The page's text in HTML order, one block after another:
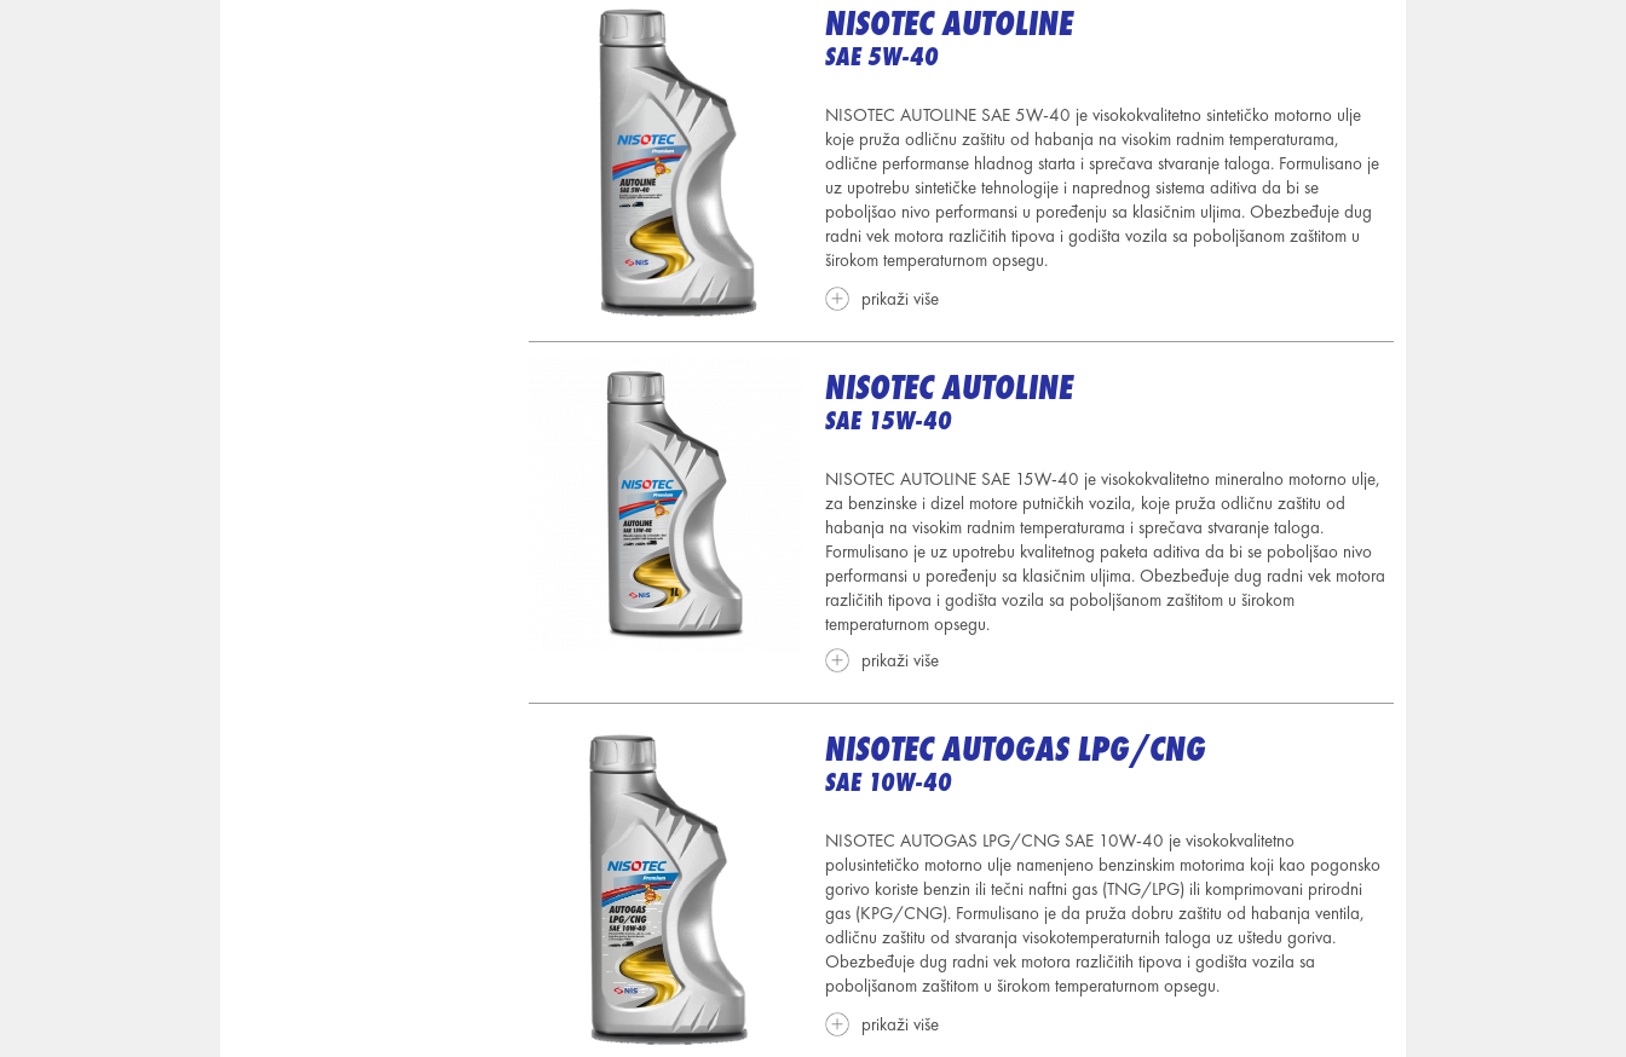
NISOTEC AUTOLINE
SAE 5W-40
NISOTEC AUTOLINE SAE 5W-40 je visokokvalitetno sintetičko motorno ulje
koje pruža odličnu zaštitu od habanja na visokim radnim temperaturama,
odlične performanse hladnog starta i sprečava stvaranje taloga. Formulisano je
uz upotrebu sintetičke tehnologije i naprednog sistema aditiva da bi se
poboljšao nivo performansi u poređenju sa klasičnim uljima. Obezbeđuje dug
radni vek motora različitih tipova i godišta vozila sa poboljšanom zaštitom u
širokom temperaturnom opsegu.
prikaži više
NISOTEC AUTOLINE
SAE 15W-40
NISOTEC AUTOLINE SAE 15W-40 je visokokvalitetno mineralno motorno ulje,
za benzinske i dizel motore putničkih vozila, koje pruža odličnu zaštitu od
habanja na visokim radnim temperaturama i sprečava stvaranje taloga.
Formulisano je uz upotrebu kvalitetnog paketa aditiva da bi se poboljšao nivo
performansi u poređenju sa klasičnim uljima. Obezbeđuje dug radni vek motora
različitih tipova i godišta vozila sa poboljšanom zaštitom u širokom
temperaturnom opsegu.
prikaži više
NISOTEC AUTOGAS LPG/CNG
SAE 10W-40
NISOTEC AUTOGAS LPG/CNG SAE 10W-40 je visokokvalitetno
polusintetičko motorno ulje namenjeno benzinskim motorima koji kao pogonsko
gorivo koriste benzin ili tečni naftni gas (TNG/LPG) ili komprimovani prirodni
gas (KPG/CNG). Formulisano je da pruža dobru zaštitu od habanja ventila,
odličnu zaštitu od stvaranja visokotemperaturnih taloga uz uštedu goriva.
Obezbeđuje dug radni vek motora različitih tipova i godišta vozila sa
poboljšanom zaštitom u širokom temperaturnom opsegu.
prikaži više